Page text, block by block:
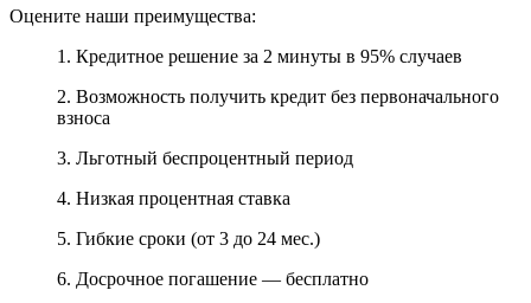
Оцените наши преимущества:
1. Кредитное решение за 2 минуты в 95% случаев
2. Возможность получить кредит без первоначального
взноса
3. Льготный беспроцентный период
4. Низкая процентная ставка
5. Гибкие сроки (от 3 до 24 мес.)
6. Досрочное погашение — бесплатно